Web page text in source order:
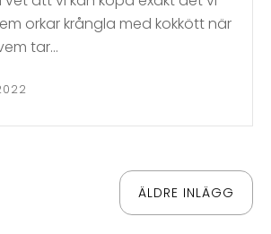
orkar krångla med kokkött när
tar…
ÄLDRE INLÄGG